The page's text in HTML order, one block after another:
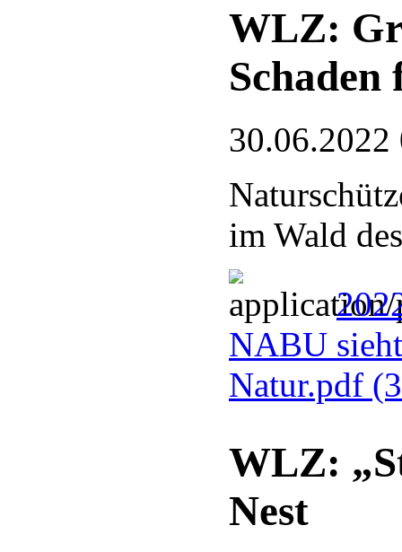
WLZ:
30.06.2022
im Wald
NABU
Natur.pdf
WLZ:
Nest